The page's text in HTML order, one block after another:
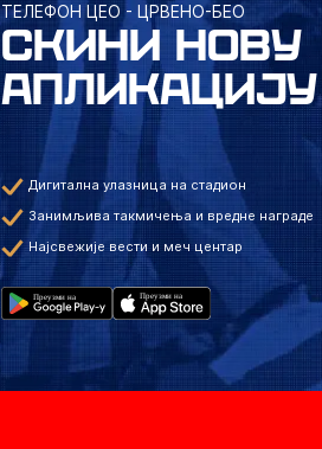
ТЕЛЕФОН ЦЕО - ЦРВЕНО-БЕО
СКИНИ НОВУ
АПЛИКАЦИЈУ
Дигитална улазница на стадион
Занимљива такмичења и вредне награде
Најсвежије вести и меч центар